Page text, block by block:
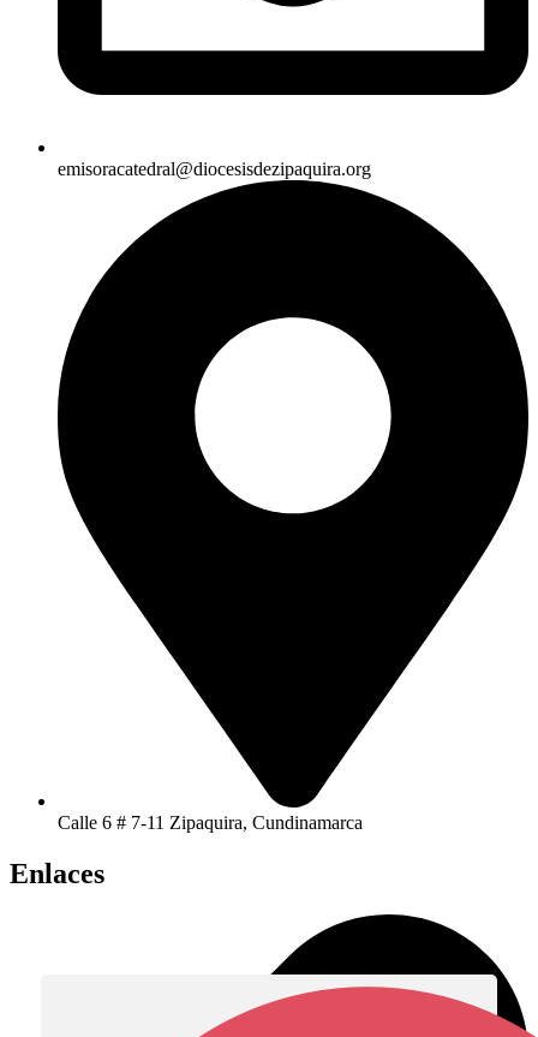
emisoracatedral@diocesisdezipaquira.org
Calle 6 # 7-11 Zipaquira, Cundinamarca
Enlaces